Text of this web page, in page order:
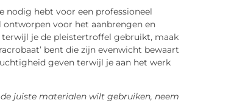
nodig hebt voor een professioneel
voor het aanbrengen en
je de pleistertroffel gebruikt, maak
bent die zijn evenwicht bewaart
geven terwijl je aan het werk
juiste materialen wilt gebruiken, neem